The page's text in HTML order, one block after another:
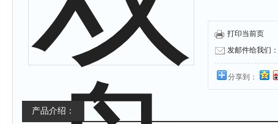
打印当前页
发邮件给我们：
分享到：
产品介绍：